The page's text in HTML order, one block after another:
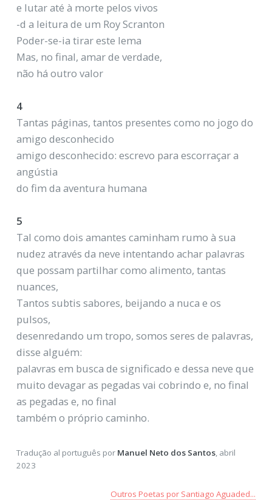
e lutar até à morte pelos vivos
-d a leitura de um Roy Scranton
Poder-se-ia tirar este lema
Mas, no final, amar de verdade,
não há outro valor
4
Tantas páginas, tantos presentes como no jogo do
amigo desconhecido
amigo desconhecido: escrevo para escorraçar a
angústia
do fim da aventura humana
5
Tal como dois amantes caminham rumo à sua
nudez através da neve intentando achar palavras
que possam partilhar como alimento, tantas
nuances,
Tantos subtis sabores, beijando a nuca e os
pulsos,
desenredando um tropo, somos seres de palavras,
disse alguém:
palavras em busca de significado e dessa neve que
muito devagar as pegadas vai cobrindo e, no final
as pegadas e, no final
também o próprio caminho.
Tradução al português por Manuel Neto dos Santos, abril
2023
Outros Poetas por Santiago Aguaded...